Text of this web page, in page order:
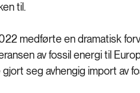
til.
medførte en dramatisk
av fossil energi til
seg avhengig import av